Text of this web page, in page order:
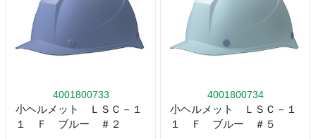
4001800733
小ヘルメット ＬＳＣ－１
１ Ｆ ブルー ＃２
4001800734
小ヘルメット ＬＳＣ－１
１ Ｆ ブルー ＃５